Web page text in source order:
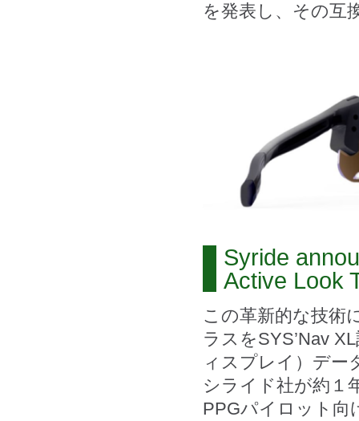
を発表し、その互
Syride
Active Look
この革新的な技術
ラスをSYS’Nav
ィスプレイ）デー
シライド社が約１
PPGパイロット向